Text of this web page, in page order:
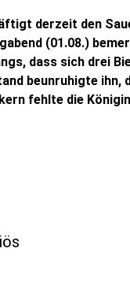
derzeit den
(01.08.)
dass sich drei
beunruhigte ihn,
fehlte die